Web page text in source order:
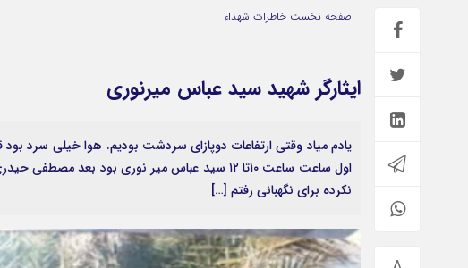
صفحه نخست خاطرات شهداء
ایثارگر شهید سید عباس میرنوری
يادم میاد وقتي ارتفاعات دوپازای سردشت بوديم. هوا خیلی سرد
اول ساعت ساعت ١٠تا ١٢ سيد عباس میر نوری بود
نكرده براي نگهباني رفتم […]